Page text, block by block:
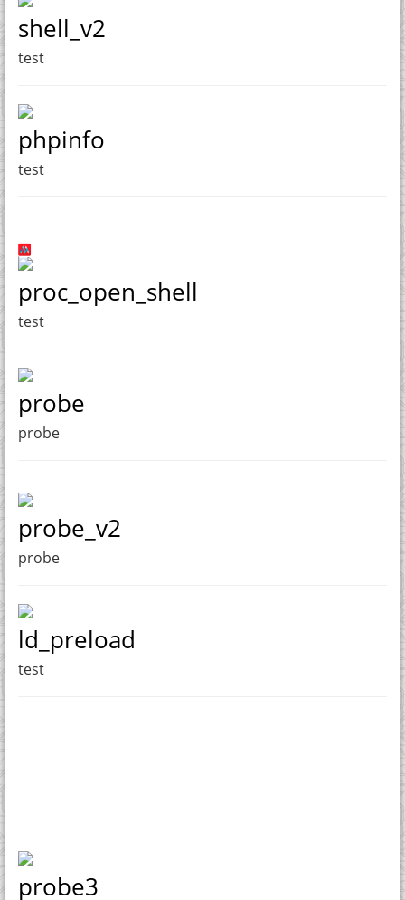
shell_v2
test
phpinfo
test
proc_open_shell
test
probe
probe
probe_v2
probe
ld_preload
test
probe3